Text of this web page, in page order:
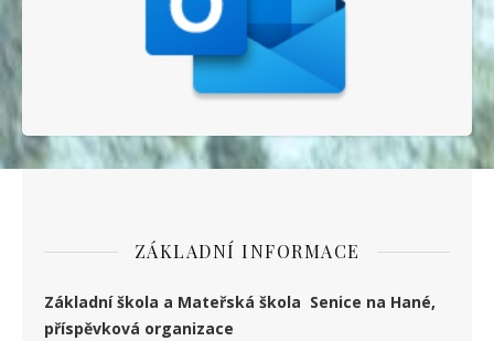
ZÁKLADNÍ INFORMACE
Základní škola a Mateřská škola Senice na Hané,
příspěvková organizace